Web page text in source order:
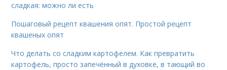
сладкая: можно ли есть
Пошаговый рецепт квашения опят. Простой рецепт
квашеных опят
Что делать со сладким картофелем. Как превратить
картофель, просто запечённый в духовке, в тающий во